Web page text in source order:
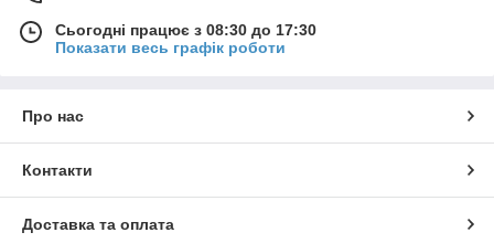
несучих колон і конструкцій підвищеної міцності.
📞 Зателефонуйте або залиште заявку на сайті
розрахувати вагу та вартість під ваш проєкт.
💥Металбудальянс — ваш надійний постачальник
гарячекатаного швелера в Україні!
📊 Замовте консультацію прямо зараз і отримайте
Сьогодні працює з 08:30 до 17:30
Показати весь графік роботи
Про нас
Контакти
Доставка та оплата